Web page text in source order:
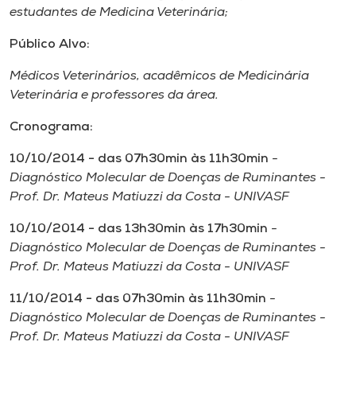
Store
Selecione
o idioma
A+
estudantes de Medicina Veterinária;
Público Alvo:
Médicos Veterinários, acadêmicos de Medicinária
Veterinária e professores da área.
Cronograma:
10/10/2014 - das 07h30min às 11h30min -
Diagnóstico Molecular de Doenças de Ruminantes -
Prof. Dr. Mateus Matiuzzi da Costa - UNIVASF
10/10/2014 - das 13h30min às 17h30min -
Diagnóstico Molecular de Doenças de Ruminantes -
Prof. Dr. Mateus Matiuzzi da Costa - UNIVASF
11/10/2014 - das 07h30min às 11h30min -
Diagnóstico Molecular de Doenças de Ruminantes -
Prof. Dr. Mateus Matiuzzi da Costa - UNIVASF